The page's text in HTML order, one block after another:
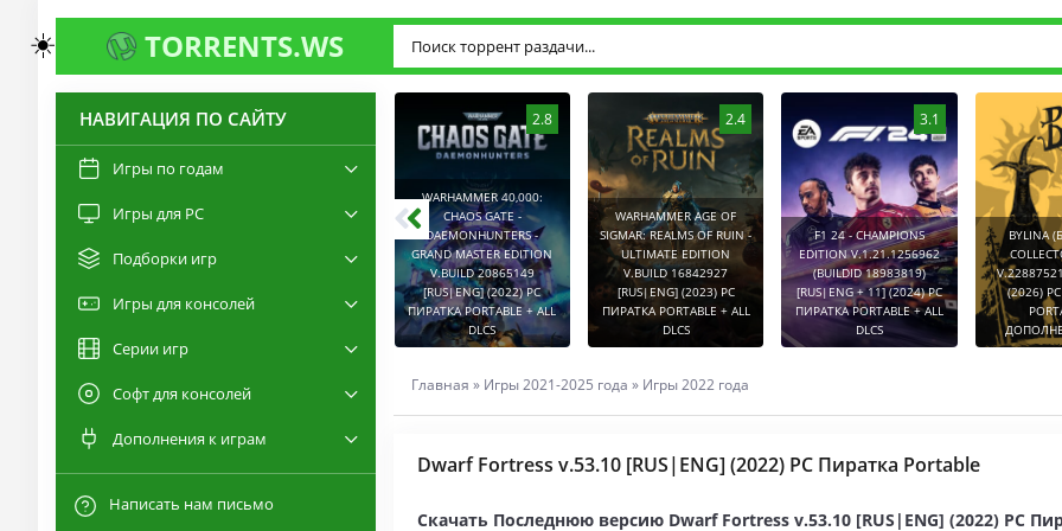
TORRENTS.WS
НАВИГАЦИЯ ПО САЙТУ
Игры по годам
Игры для PC
Подборки игр
Игры для консолей
Серии игр
Софт для консолей
Дополнения к играм
Написать нам письмо
3.0
RESIDENT EVIL 9:
REQUIEM - DELUXE
EDITION V.BUILD
(2026) PC ПИРАТКА
[RUS|ENG] (2026) PC
2.8
WARHAMMER 40,000:
CHAOS GATE -
DAEMONHUNTERS -
GRAND MASTER EDITION
V.BUILD 20865149
[RUS|ENG] (2022) PC
ПИРАТКА PORTABLE + ALL
DLCS
2.4
WARHAMMER AGE OF
SIGMAR: REALMS OF RUIN -
ULTIMATE EDITION
V.BUILD 16842927
[RUS|ENG] (2023) PC
ПИРАТКА PORTABLE + ALL
DLCS
3.1
F1 24 - CHAMPIONS
EDITION V.1.21.1256962
(BUILDID 18983819)
[RUS|ENG + 11] (2024) PC
ПИРАТКА PORTABLE + ALL
DLCS
BYLINA
(2026)
Главная » Игры 2021-2025 года » Игры 2022 года
Dwarf Fortress v.53.10 [RUS|ENG] (2022) PC Пиратка Portable
Скачать Последнюю версию Dwarf Fortress v.53.10 [RUS|ENG] (2022) PC
☀️